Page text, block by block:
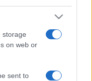
storage
on web or
sent to